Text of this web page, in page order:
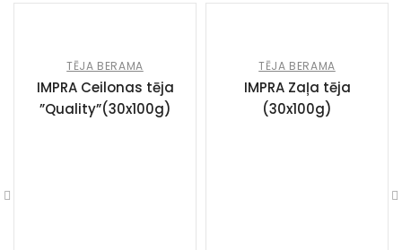
TĒJA BERAMA
IMPRA Ceilonas tēja
”Quality”(30x100g)
TĒJA BERAMA
IMPRA Zaļa tēja
(30x100g)